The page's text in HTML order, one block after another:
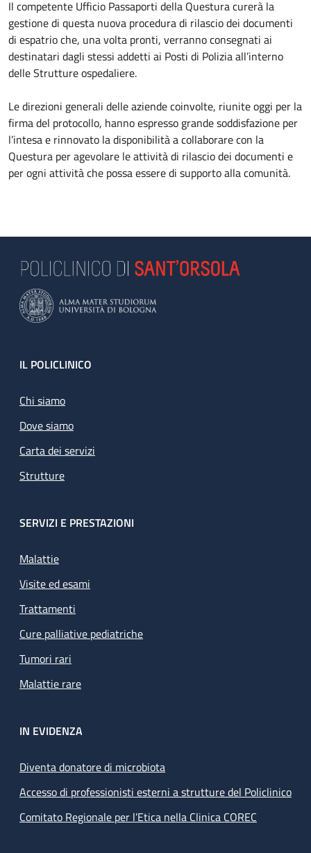
Il competente Ufficio Passaporti della Questura curerà la
gestione di questa nuova procedura di rilascio dei documenti
di espatrio che, una volta pronti, verranno consegnati ai
destinatari dagli stessi addetti ai Posti di Polizia all’interno
delle Strutture ospedaliere.
Le direzioni generali delle aziende coinvolte, riunite oggi per la
firma del protocollo, hanno espresso grande soddisfazione per
l’intesa e rinnovato la disponibilità a collaborare con la
Questura per agevolare le attività di rilascio dei documenti e
per ogni attività che possa essere di supporto alla comunità.
Footer
IL POLICLINICO
Chi siamo
Dove siamo
Carta dei servizi
Strutture
SERVIZI E PRESTAZIONI
Malattie
Visite ed esami
Trattamenti
Cure palliative pediatriche
Tumori rari
Malattie rare
IN EVIDENZA
Diventa donatore di microbiota
Accesso di professionisti esterni a strutture del Policlinico
Comitato Regionale per l’Etica nella Clinica COREC